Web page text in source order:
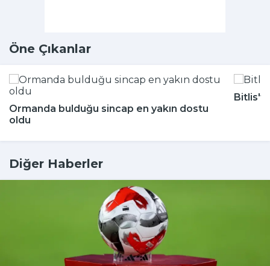
Öne Çıkanlar
Ormanda bulduğu sincap en yakın dostu
oldu
Diğer Haberler